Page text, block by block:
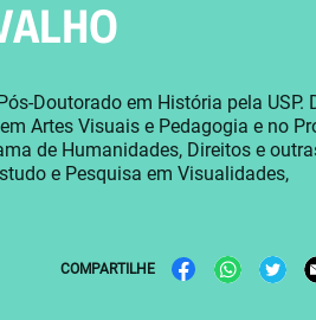
Doutorado em História pela USP.
Artes Visuais e Pedagogia e no
de Humanidades, Direitos e
e Pesquisa em Visualidades,
COMPARTILHE